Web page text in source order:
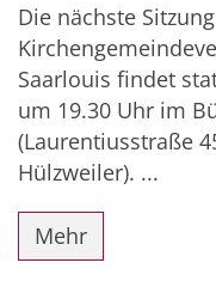
Die nächste
Saarlouis findet
um 19.30 Uhr im
(Laurentiusstraße
Hülzweiler). ...
Mehr